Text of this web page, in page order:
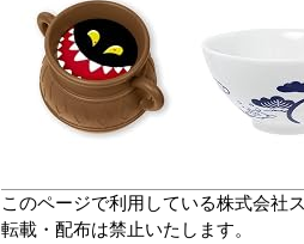
このページで利用している株式会社
転載・配布は禁止いたします。